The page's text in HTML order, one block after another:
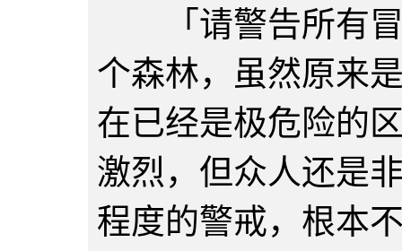
「请警告所有冒
个森林，虽然原来
在已经是极危险的
激烈，但众人还是
程度的警戒，根本